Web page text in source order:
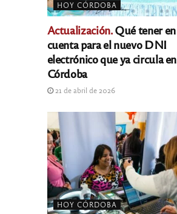
HOY CÓRDOBA
Actualización.Qué tener en
cuenta para el nuevo DNI
electrónico que ya circula en
Córdoba
21 de abril de 2026
HOY CÓRDOBA